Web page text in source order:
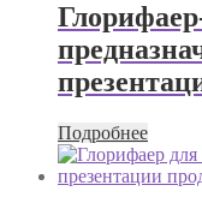
Подробнее